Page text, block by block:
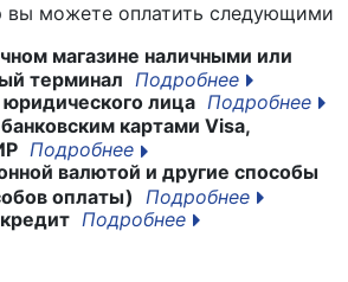
вы можете оплатить следующими
магазине наличными или
терминал Подробнее
лица Подробнее
картами Visa,
Подробнее
валютой и другие способы
оплаты)
Подробнее
Подробнее